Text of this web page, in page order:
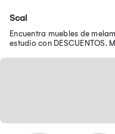
Scal
Encuentra muebles de
estudio con DESCUENTOS.